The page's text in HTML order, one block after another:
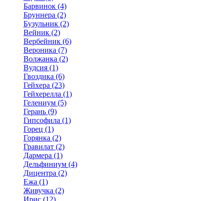
Барвинок (4)
Бруннера (2)
Бузульник (2)
Вейник (2)
Вербейник (6)
Вероника (7)
Волжанка (2)
Вудсия (1)
Гвоздика (6)
Гейхера (23)
Гейхерелла (1)
Гелениум (5)
Герань (9)
Гипсофила (1)
Горец (1)
Горянка (2)
Гравилат (2)
Дармера (1)
Дельфиниум (4)
Дицентра (2)
Ежа (1)
Живучка (2)
Ирис (12)